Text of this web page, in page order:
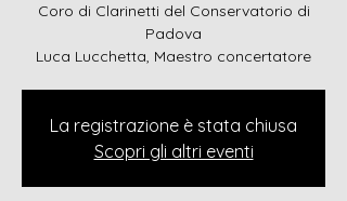
Coro di Clarinetti del Conservatorio di
Padova
Luca Lucchetta, Maestro concertatore
La registrazione è stata chiusa
Scopri gli altri eventi